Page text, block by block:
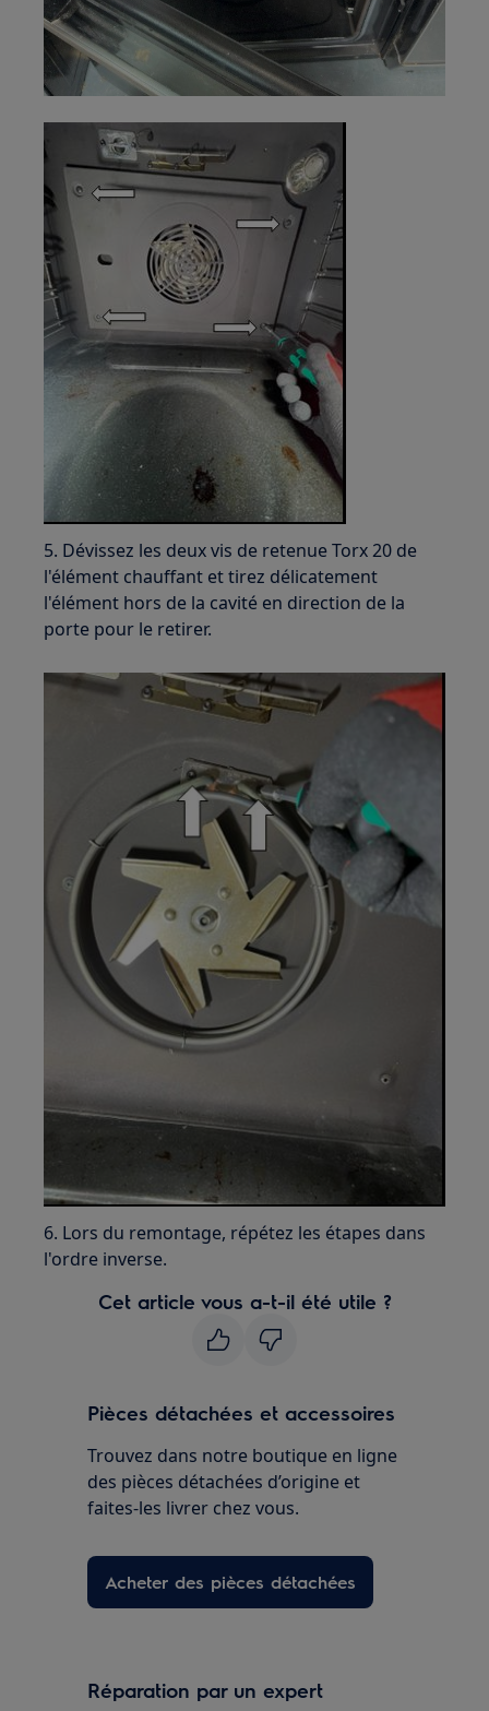
5. Dévissez les deux vis de retenue Torx 20 de
l'élément chauffant et tirez délicatement
l'élément hors de la cavité en direction de la
porte pour le retirer.
6. Lors du remontage, répétez les étapes dans
l'ordre inverse.
Cet article vous a-t-il été utile ?
Pièces détachées et accessoires
Trouvez dans notre boutique en ligne
des pièces détachées d’origine et
faites-les livrer chez vous.
Acheter des pièces détachées
Réparation par un expert